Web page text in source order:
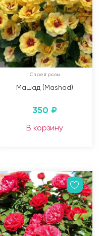
Спрей розы
Машад (Mashad)
350 ₽
В корзину